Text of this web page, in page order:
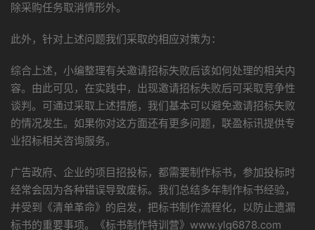
除采购任务取消情形外。
此外，针对上述问题我们采取的相应对策为：
综合上述，小编整理有关邀请招标失败后该如何处理的相关内
容。由此可见，在实践中，出现邀请招标失败后可采取竞争性
谈判。可通过采取上述措施，我们基本可以避免邀请招标失败
的情况发生。如果你对这方面还有更多问题，联盈标讯提供专
业招标相关咨询服务。
广告政府、企业的项目招投标，都需要制作标书，参加投标时
经常会因为各种错误导致废标。我们总结多年制作标书经验，
并受到《清单革命》的启发，把标书制作流程化，以防止遗漏
标书的重要事项。《标书制作特训营》www.ylg6878.com